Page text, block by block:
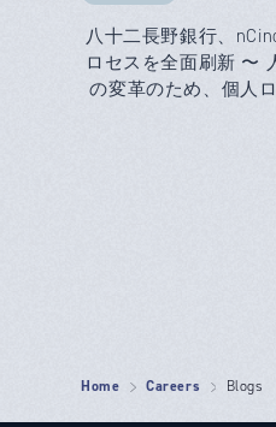
八十二長野銀行、
ロセスを全面刷新 〜
の変革のため、個人
Home Careers Blogs